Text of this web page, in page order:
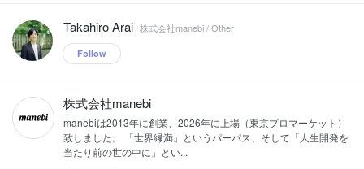
Takahiro Arai 株式会社manebi / Other
Follow
株式会社manebi
manebiは2013年に創業、2026年に上場（東京プロマーケット）
致しました。 「世界縁満」というパーパス、そして「人生開発を
当たり前の世の中に」とい...